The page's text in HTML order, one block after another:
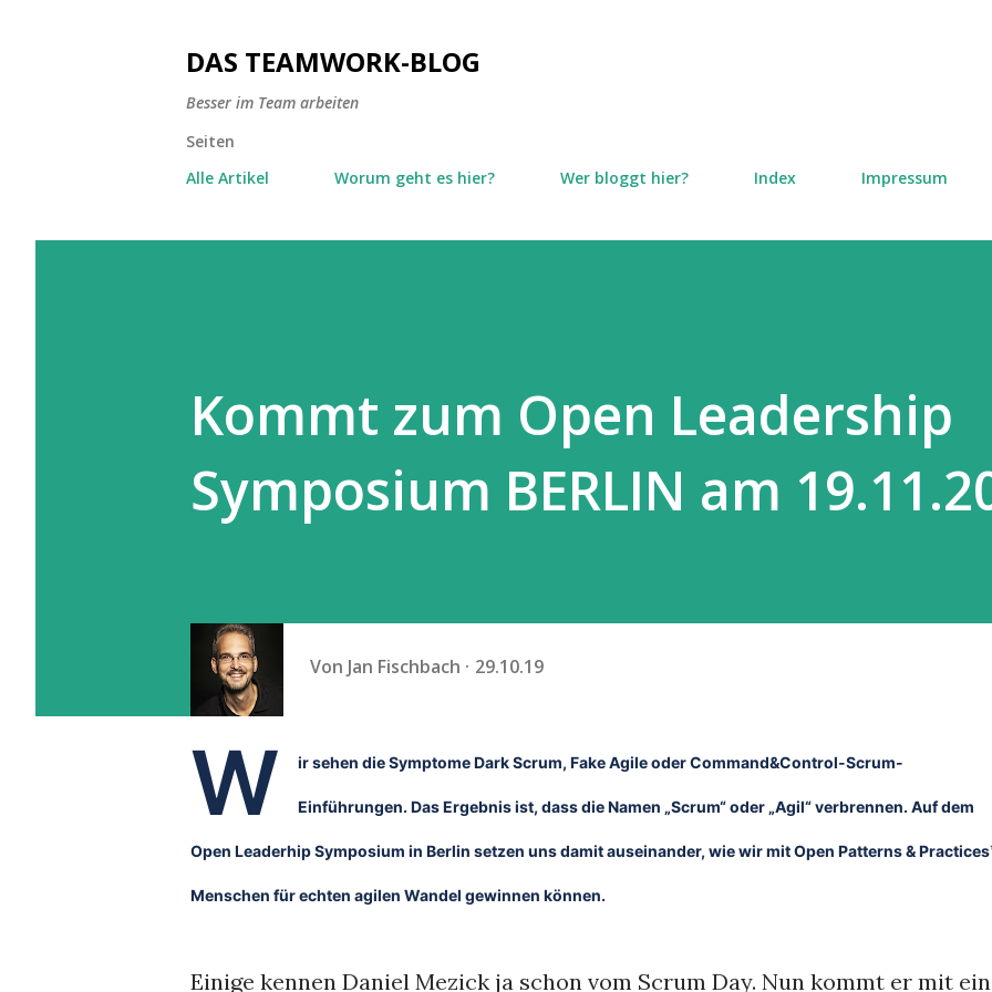
DAS TEAMWORK-BLOG
Besser im Team arbeiten
Seiten
Alle Artikel
Worum geht es hier? Wer bloggt hier? Index Impressum
Kommt zum Open Leadership
Symposium BERLIN am
Von Jan Fischbach 29.10.19
W ir sehen die Symptome Dark Scrum, Fake Agile oder Command&Control-Scrum-
Einführungen. Das Ergebnis ist, dass die Namen „Scrum“ oder „Agil“ verbrennen. Auf dem
Open Leaderhip Symposium in Berlin setzen uns damit auseinander, wie wir mit Open Patterns &
Menschen für echten agilen Wandel gewinnen können.
Einige kennen Daniel Mezick ja schon vom Scrum Day. Nun kommt er mit ein